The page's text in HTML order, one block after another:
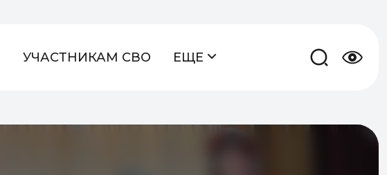
УЧАСТНИКАМ СВО ЕЩЕ